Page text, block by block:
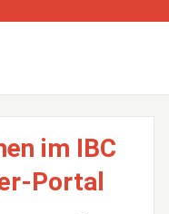
im IBC
Portal